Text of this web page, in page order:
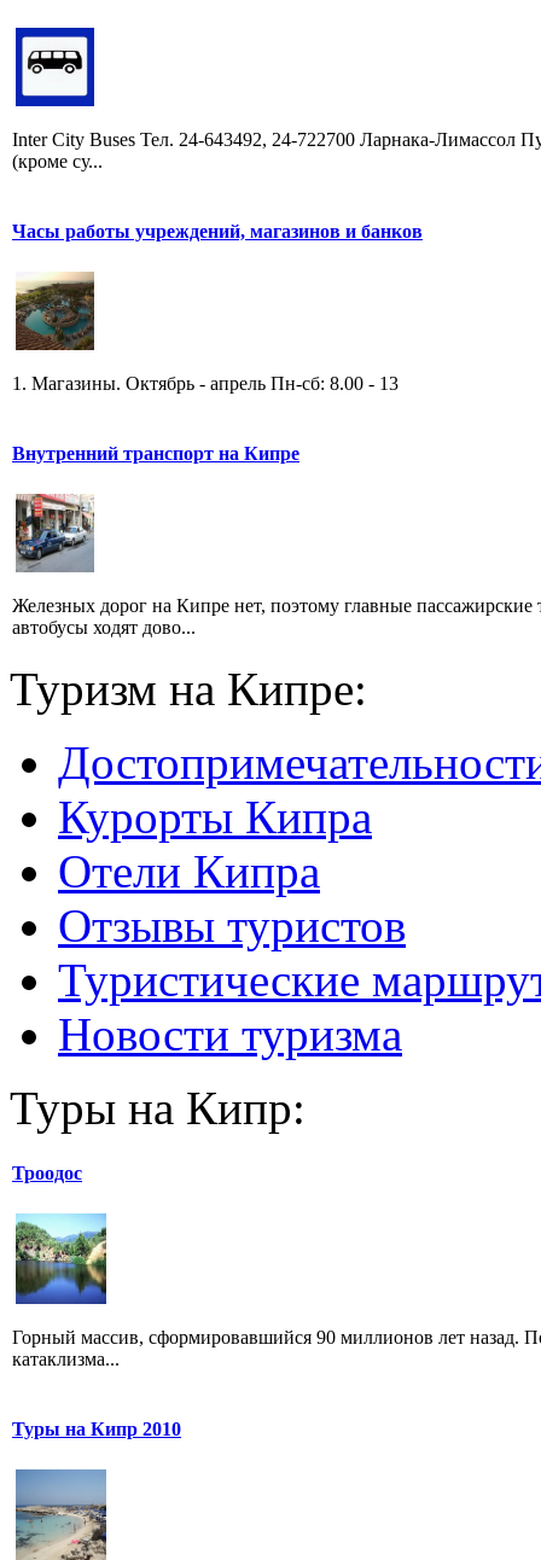
Inter City Buses Тел. 24-643492, 24-722700 Ларнака-Лимассол
(кроме су...
Часы работы учреждений, магазинов и банков
1. Магазины. Октябрь - апрель Пн-сб: 8.00 - 13
Внутренний транспорт на Кипре
Железных дорог на Кипре нет, поэтому главные
автобусы ходят дово...
Туризм на Кипре:
Курорты Кипра
Отели Кипра
Отзывы туристов
Туристические
Новости туризма
Туры на Кипр:
Троодос
Горный массив, сформировавшийся 90 миллионов лет назад.
катаклизма...
Туры на Кипр 2010